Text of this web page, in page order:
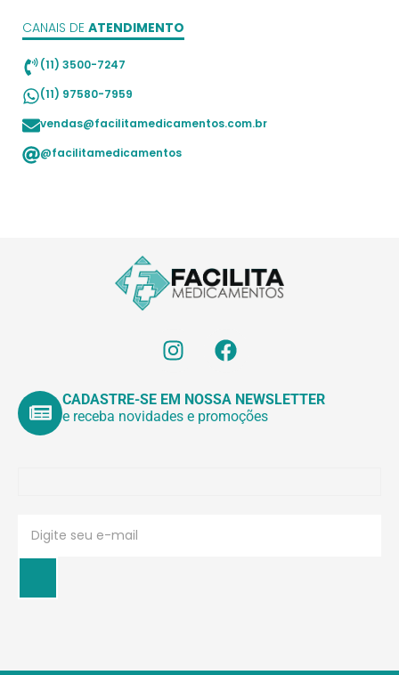
CANAIS DE ATENDIMENTO
(11) 3500-7247
(11) 97580-7959
vendas@facilitamedicamentos.com.br
@facilitamedicamentos
CADASTRE-SE EM NOSSA NEWSLETTER
e receba novidades e promoções